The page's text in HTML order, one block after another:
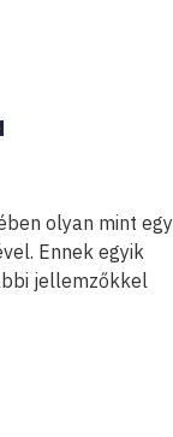
olyan mint egy
Ennek egyik
jellemzőkkel